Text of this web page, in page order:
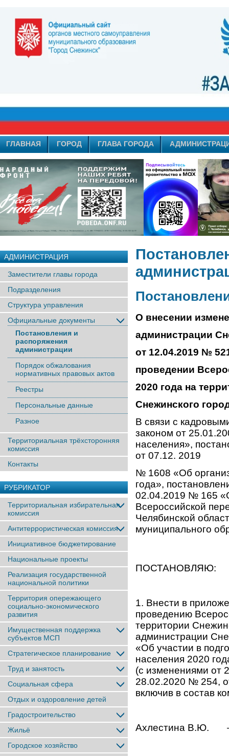
ГЛАВНАЯ ГОРОД ГЛАВА ГОРОДА
АДМИНИСТРАЦИЯ
Заместители главы города
Подразделения
Структура управления
Официальные документы
Постановления и
распоряжения
администрации
Порядок обжалования
нормативных правовых актов
Реестры
Персональные данные
Разное
Территориальная трёхсторонняя
комиссия
Контакты
РУБРИКАТОР
Территориальная избирательная
комиссия
Антитеррористическая комиссия
Инициативное бюджетирование
Национальные проекты
Реализация государственной
национальной политики
Территория опережающего
социально-экономического
развития
Имущественная поддержка
субъектов МСП
Стратегическое планирование
Труд и занятость
Социальная сфера
Отдых и оздоровление детей
Градостроительство
Жильё
Городское хозяйство
О внесении
администрации
от 12.04.2019 №
проведении
2020 года на
Снежинского
В связи с
законом от
населения»,
от 07.12. 2019
№ 1608 «Об
года»,
02.04.2019 № 165
Всероссийской
Челябинской
муниципального
ПОСТАНОВЛЯЮ:
1. Внести в
проведению
территории
администрации
«Об участии в
населения 2020
(с изменениями от
28.02.2020 № 254,
включив в состав
Ахлестина В.Ю. –